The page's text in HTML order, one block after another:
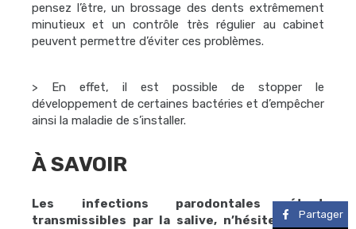
pensez l’être, un brossage des dents extrêmement
minutieux et un contrôle très régulier au cabinet
peuvent permettre d’éviter ces problèmes.
> En effet, il est possible de stopper le
développement de certaines bactéries et d’empêcher
ainsi la maladie de s’installer.
À SAVOIR
Les infections parodontales étant
transmissibles par la salive, n’hésitez pas à
Partager